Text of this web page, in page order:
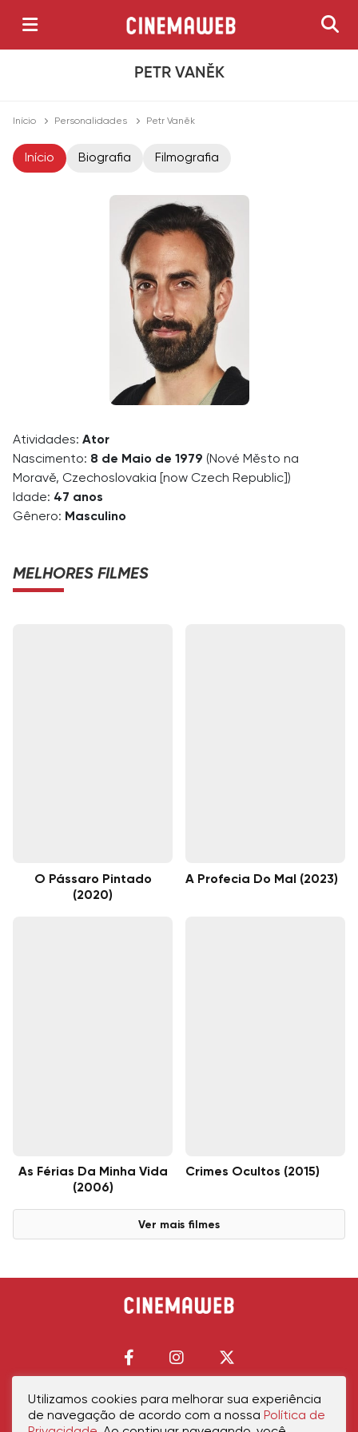
PETR VANĚK
Início Personalidades Petr Vaněk
Início Biografia Filmografia
Atividades: Ator
Nascimento: 8 de Maio de 1979 (Nové Město na
Moravě, Czechoslovakia [now Czech Republic])
Idade: 47 anos
Gênero: Masculino
MELHORES FILMES
O Pássaro Pintado
(2020)
A Profecia Do Mal (2023)
As Férias Da Minha Vida
(2006)
Crimes Ocultos (2015)
Ver mais filmes
Início Política de PrivacidadePolítica de CookiesContatoSobre Nós
Utilizamos cookies para melhorar sua experiência
de navegação de acordo com a nossa Política de